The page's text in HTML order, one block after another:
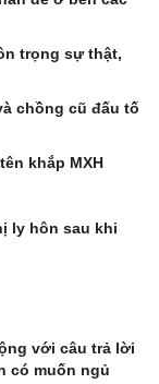
trọng sự thật,
chồng cũ đấu tố
khắp MXH
ly hôn sau khi
với câu trả lời
có muốn ngủ